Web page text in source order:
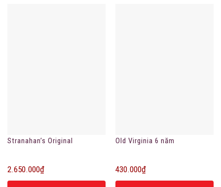
Stranahan’s Original
2.650.000₫
Old Virginia 6 năm
430.000₫